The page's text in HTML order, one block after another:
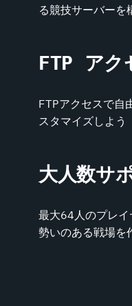
る競技サーバーを
FTP アク
FTPアクセスで
スタマイズしよう
大人数サ
最大64人のプレイ
勢いのある戦場を